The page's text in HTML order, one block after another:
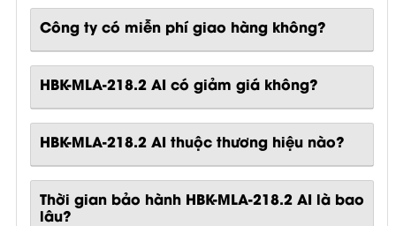
Công ty có miễn phí giao hàng không?
HBK-MLA-218.2 AI có giảm giá không?
HBK-MLA-218.2 AI thuộc thương hiệu nào?
Thời gian bảo hành HBK-MLA-218.2 AI là bao
lâu?